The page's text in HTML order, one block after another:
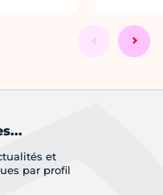
et
par profil